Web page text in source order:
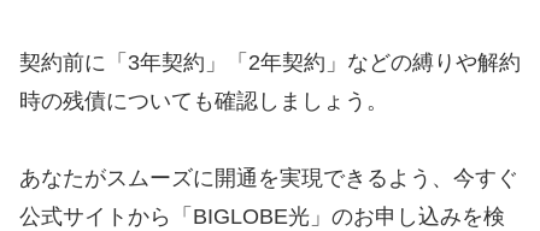
契約前に「3年契約」「2年契約」などの縛りや解約
時の残債についても確認しましょう。
あなたがスムーズに開通を実現できるよう、今すぐ
公式サイトから「BIGLOBE光」のお申し込みを検